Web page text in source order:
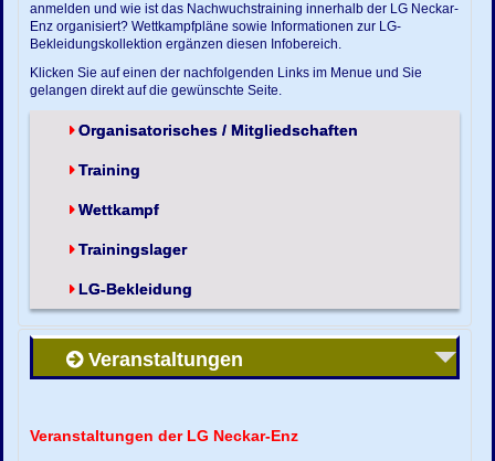
anmelden und wie ist das Nachwuchstraining innerhalb der LG Neckar-
Enz organisiert? Wettkampfpläne sowie Informationen zur LG-
Bekleidungskollektion ergänzen diesen Infobereich.
Klicken Sie auf einen der nachfolgenden Links im Menue und Sie
gelangen direkt auf die gewünschte Seite.
Organisatorisches / Mitgliedschaften
Training
Wettkampf
Trainingslager
LG-Bekleidung
Veranstaltungen
Veranstaltungen der LG Neckar-Enz